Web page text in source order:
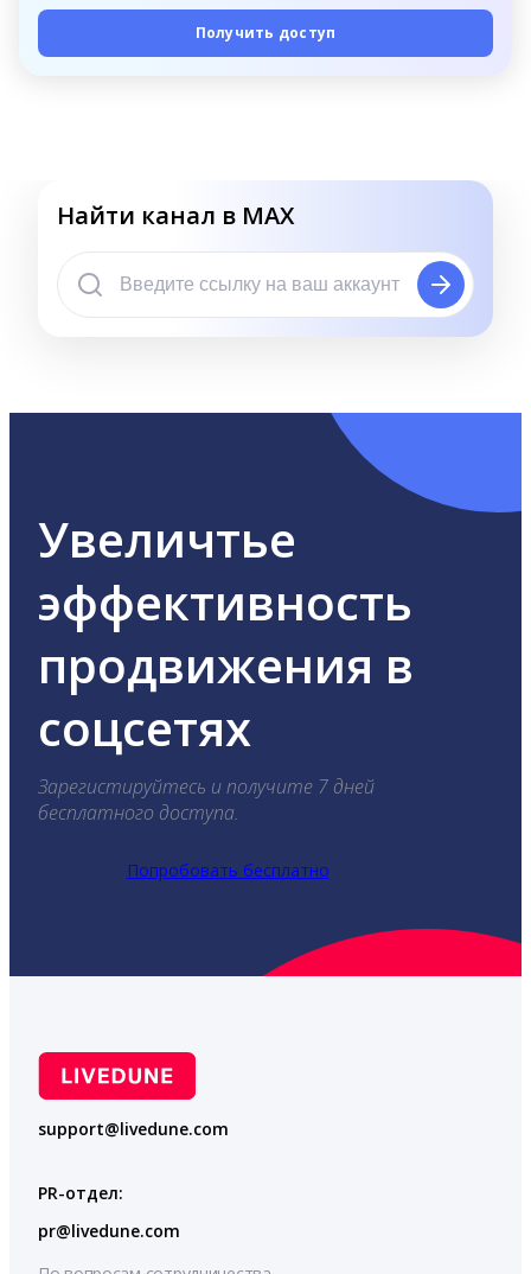
Получить доступ
Найти канал в MAX
Увеличтье
эффективность
продвижения в
соцсетях
Зарегистируйтесь и получите 7 дней
бесплатного доступа.
Попробовать бесплатно
support@livedune.com
PR-отдел:
pr@livedune.com